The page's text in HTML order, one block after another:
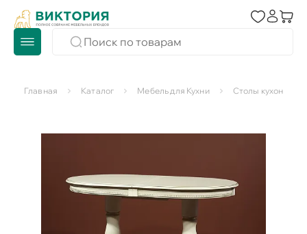
Главная Каталог Мебель для Кухни Столы кухонные